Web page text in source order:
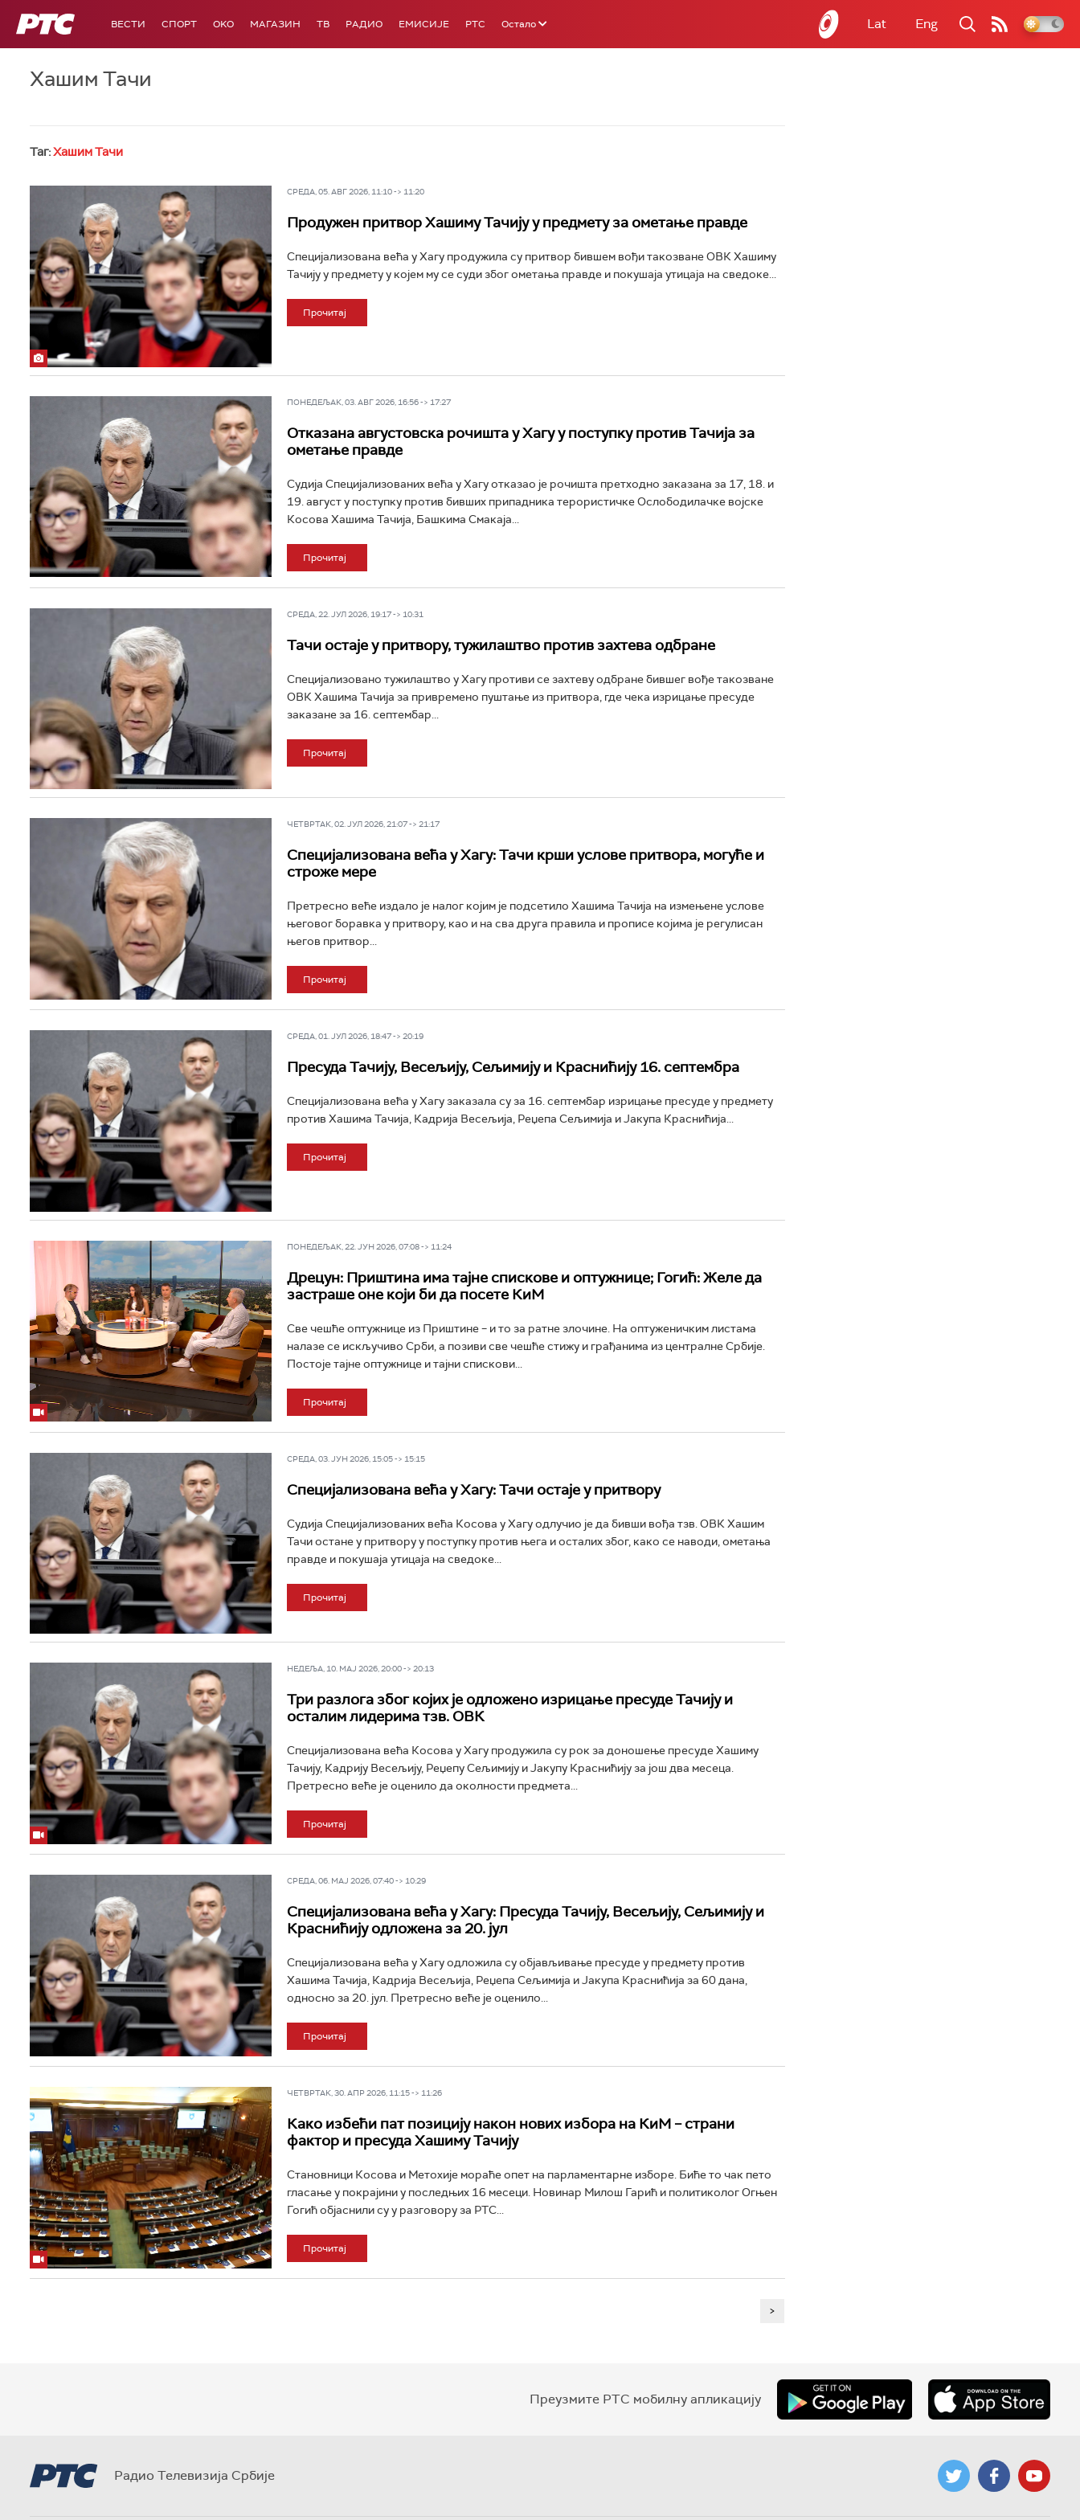
РТС ВЕСТИ СПОРТ OKO МАГАЗИН ТВ РАДИО ЕМИСИЈЕ РТС Остало Lat Eng
Хашим Тачи
Таг:Хашим Тачи
СРЕДА, 05. АВГ 2026, 11:10 -> 11:20
Продужен притвор Хашиму Тачију у предмету за ометање правде
Специјализована већа у Хагу продужила су притвор бившем вођи такозване ОВК Хашиму
Тачију у предмету у којем му се суди због ометања правде и покушаја утицаја на сведоке...
Прочитај
ПОНЕДЕЉАК, 03. АВГ 2026, 16:56 -> 17:27
Отказана августовска рочишта у Хагу у поступку против Тачија за
ометање правде
Судија Специјализованих већа у Хагу отказао је рочишта претходно заказана за 17, 18. и
19. август у поступку против бивших припадника терористичке Ослободилачке војске
Косова Хашима Тачија, Башкима Смакаја...
Прочитај
СРЕДА, 22. ЈУЛ 2026, 19:17 -> 10:31
Тачи остаје у притвору, тужилаштво против захтева одбране
Специјализовано тужилаштво у Хагу противи се захтеву одбране бившег вође такозване
ОВК Хашима Тачија за привремено пуштање из притвора, где чека изрицање пресуде
заказане за 16. септембар...
Прочитај
ЧЕТВРТАК, 02. ЈУЛ 2026, 21:07 -> 21:17
Специјализована већа у Хагу: Тачи крши услове притвора, могуће и
строже мере
Претресно веће издало је налог којим је подсетило Хашима Тачија на измењене услове
његовог боравка у притвору, као и на сва друга правила и прописе којима је регулисан
његов притвор...
Прочитај
СРЕДА, 01. ЈУЛ 2026, 18:47 -> 20:19
Пресуда Тачију, Весељију, Сељимију и Краснићију 16. септембра
Специјализована већа у Хагу заказала су за 16. септембар изрицање пресуде у предмету
против Хашима Тачија, Кадрија Весељија, Реџепа Сељимија и Јакупа Краснићија...
Прочитај
ПОНЕДЕЉАК, 22. ЈУН 2026, 07:08 -> 11:24
Дрецун: Приштина има тајне спискове и оптужнице; Гогић: Желе да
застраше оне који би да посете КиМ
Све чешће оптужнице из Приштине – и то за ратне злочине. На оптуженичким листама
налазе се искључиво Срби, а позиви све чешће стижу и грађанима из централне Србије.
Постоје тајне оптужнице и тајни спискови...
Прочитај
СРЕДА, 03. ЈУН 2026, 15:05 -> 15:15
Специјализована већа у Хагу: Тачи остаје у притвору
Судија Специјализованих већа Косова у Хагу одлучио је да бивши вођа тзв. ОВК Хашим
Тачи остане у притвору у поступку против њега и осталих због, како се наводи, ометања
правде и покушаја утицаја на сведоке...
Прочитај
НЕДЕЉА, 10. МАЈ 2026, 20:00 -> 20:13
Три разлога због којих је одложено изрицање пресуде Тачију и
осталим лидерима тзв. ОВК
Специјализована већа Косова у Хагу продужила су рок за доношење пресуде Хашиму
Тачију, Кадрију Весељију, Реџепу Сељимију и Јакупу Краснићију за још два месеца.
Претресно веће је оценило да околности предмета...
Прочитај
СРЕДА, 06. МАЈ 2026, 07:40 -> 10:29
Специјализована већа у Хагу: Пресуда Тачију, Весељију, Сељимију и
Краснићију одложена за 20. јул
Специјализована већа у Хагу одложила су објављивање пресуде у предмету против
Хашима Тачија, Кадрија Весељија, Реџепа Сељимија и Јакупа Краснићија за 60 дана,
односно за 20. јул. Претресно веће је оценило...
Прочитај
ЧЕТВРТАК, 30. АПР 2026, 11:15 -> 11:26
Како избећи пат позицију након нових избора на КиМ – страни
фактор и пресуда Хашиму Тачију
Становници Косова и Метохије мораће опет на парламентарне изборе. Биће то чак пето
гласање у покрајини у последњих 16 месеци. Новинар Милош Гарић и политиколог Огњен
Гогић објаснили су у разговору за РТС...
Прочитај
>
Преузмите РТС мобилну апликацију
Радио Телевизија Србије